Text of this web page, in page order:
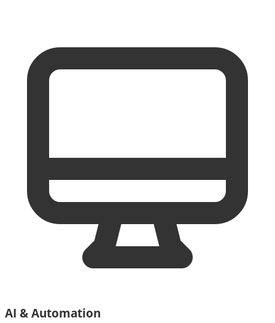
AI & Automation